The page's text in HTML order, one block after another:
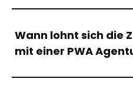
Wann lohnt sich die
mit einer PWA